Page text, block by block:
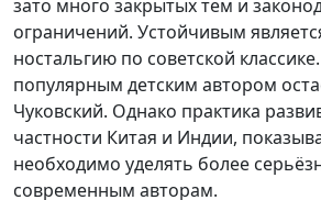
зато много закрытых тем и
ограничений. Устойчивым
ностальгию по советской
популярным детским автором
Чуковский. Однако практика
частности Китая и Индии,
необходимо уделять более
современным авторам.